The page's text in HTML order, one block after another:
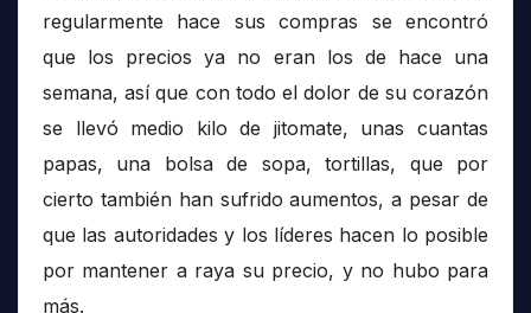
regularmente hace sus compras se encontró
que los precios ya no eran los de hace una
semana, así que con todo el dolor de su corazón
se llevó medio kilo de jitomate, unas cuantas
papas, una bolsa de sopa, tortillas, que por
cierto también han sufrido aumentos, a pesar de
que las autoridades y los líderes hacen lo posible
por mantener a raya su precio, y no hubo para
más.